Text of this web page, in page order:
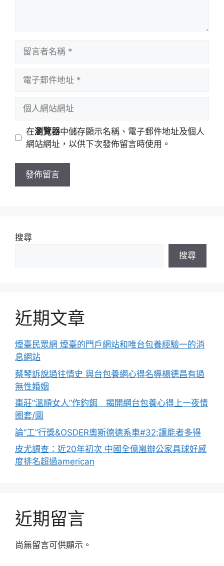
址
站
址
在瀏覽器中儲存顯示名稱、電子郵件地址及個人
網站網址，以供下次發佈留言時使用。
搜尋
搜尋
近期文章
煙臺民眾網 煙臺的門戶網站和唯台包養經驗一的消
息網站
蔡琴訴說過往情史 與台包養網心得名導楊德昌有過
無性婚姻
棗莊”溫順女人”作釣餌 揭開網台包養心得上一夜情
圈套/圖
論“工”行獎&OSDER奧斯德德系車#32;讓能者多得
皮尤調查：近20年初次 中國全億嵐辦公家具球好感
度排名超過american
近期留言
尚無留言可供顯示。